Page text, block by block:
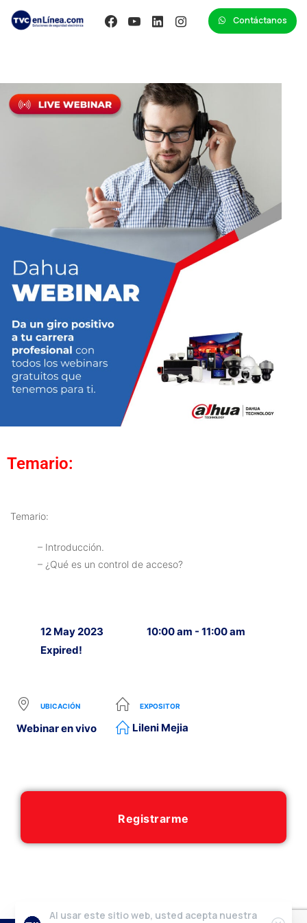
Contáctanos
Temario:
Temario:
– Introducción.
– ¿Qué es un control de acceso?
12 May 2023
Expired!
10:00 am - 11:00 am
UBICACIÓN
Webinar en vivo
EXPOSITOR
Lileni Mejia
Registrarme
Al usar este sitio web, usted acepta nuestra